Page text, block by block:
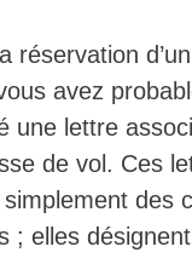
réservation
avez
une lettre
de vol. Ces
des
; elles